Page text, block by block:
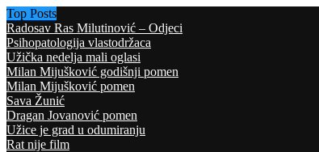
Top Posts
Radosav Ras Milutinović – Odjeci
Psihopatologija vlastodržaca
Užička nedelja mali oglasi
Milan Mijušković godišnji pomen
Milan Mijušković pomen
Sava Žunić
Dragan Jovanović pomen
Užice je grad u odumiranju
Rat nije film